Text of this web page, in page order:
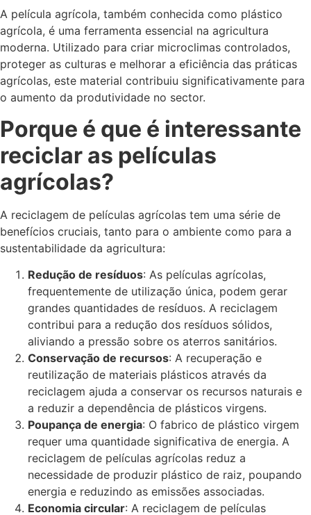
A película agrícola, também conhecida como plástico
agrícola, é uma ferramenta essencial na agricultura
moderna. Utilizado para criar microclimas controlados,
proteger as culturas e melhorar a eficiência das práticas
agrícolas, este material contribuiu significativamente para
o aumento da produtividade no sector.
Porque é que é interessante
reciclar as películas
agrícolas?
A reciclagem de películas agrícolas tem uma série de
benefícios cruciais, tanto para o ambiente como para a
sustentabilidade da agricultura:
Redução de resíduos: As películas agrícolas,
frequentemente de utilização única, podem gerar
grandes quantidades de resíduos. A reciclagem
contribui para a redução dos resíduos sólidos,
aliviando a pressão sobre os aterros sanitários.
Conservação de recursos: A recuperação e
reutilização de materiais plásticos através da
reciclagem ajuda a conservar os recursos naturais e
a reduzir a dependência de plásticos virgens.
Poupança de energia: O fabrico de plástico virgem
requer uma quantidade significativa de energia. A
reciclagem de películas agrícolas reduz a
necessidade de produzir plástico de raiz, poupando
energia e reduzindo as emissões associadas.
Economia circular: A reciclagem de películas